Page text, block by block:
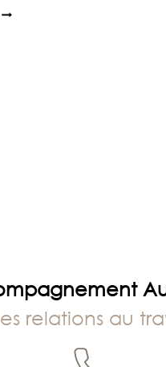
relations au